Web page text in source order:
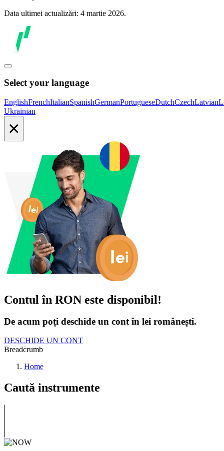
Data ultimei actualizări: 4 martie 2026.
Select your language
EnglishFrenchItalianSpanishGermanPortugueseDutchCzechLatvian
Ukrainian
×
Contul în RON este disponibil!
De acum poți deschide un cont în lei românești.
DESCHIDE UN CONT
Breadcrumb
Home
Caută instrumente